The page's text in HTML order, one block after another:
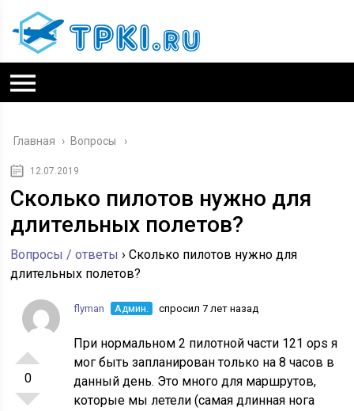
Главная › Вопросы
12.07.2019
Сколько пилотов нужно для
длительных полетов?
Вопросы / ответы ›Сколько пилотов нужно для
длительных полетов?
0
flyman Админ. спросил 7 лет назад
При нормальном 2 пилотной части 121 ops я
мог быть запланирован только на 8 часов в
данный день. Это много для маршрутов,
которые мы летели (самая длинная нога